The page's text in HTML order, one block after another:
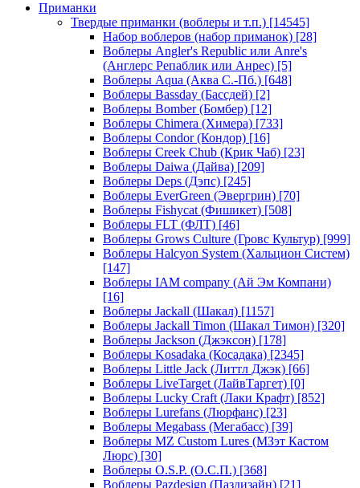
Приманки
Твердые приманки (воблеры и т.п.) [14545]
Набор воблеров (набор приманок) [28]
Воблеры Angler's Republic или Anre's
(Англерс Репаблик или Анрес) [5]
Воблеры Aqua (Аква С.-Пб.) [648]
Воблеры Bassday (Бассдей) [2]
Воблеры Bomber (Бомбер) [12]
Воблеры Chimera (Химера) [733]
Воблеры Condor (Кондор) [16]
Воблеры Creek Chub (Крик Чаб) [23]
Воблеры Daiwa (Дайва) [209]
Воблеры Deps (Дэпс) [245]
Воблеры EverGreen (Эвергрин) [70]
Воблеры Fishycat (Фишикет) [508]
Воблеры FLT (ФЛТ) [46]
Воблеры Grows Culture (Гровс Культур) [999]
Воблеры Halcyon System (Хальцион Систем)
[147]
Воблеры IAM company (Ай Эм Компани)
[16]
Воблеры Jackall (Шакал) [1157]
Воблеры Jackall Timon (Шакал Тимон) [320]
Воблеры Jackson (Джэксон) [178]
Воблеры Kosadaka (Косадака) [2345]
Воблеры Little Jack (Литтл Джэк) [66]
Воблеры LiveTarget (ЛайвТаргет) [0]
Воблеры Lucky Craft (Лаки Крафт) [852]
Воблеры Lurefans (Люрфанс) [23]
Воблеры Megabass (Мегабасс) [39]
Воблеры MZ Custom Lures (МЗэт Кастом
Люрс) [30]
Воблеры O.S.P. (О.С.П.) [368]
Воблеры Pazdesign (Паздизайн) [21]